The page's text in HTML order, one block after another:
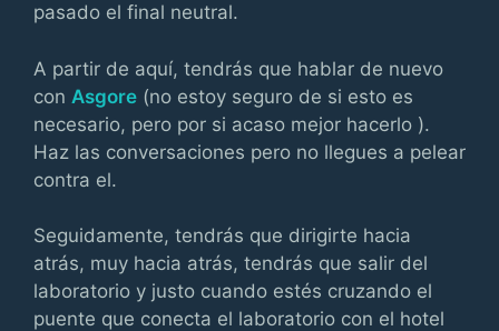
pasado el final neutral.
A partir de aquí, tendrás que hablar de nuevo
con Asgore (no estoy seguro de si esto es
necesario, pero por si acaso mejor hacerlo ).
Haz las conversaciones pero no llegues a pelear
contra el.
Seguidamente, tendrás que dirigirte hacia
atrás, muy hacia atrás, tendrás que salir del
laboratorio y justo cuando estés cruzando el
puente que conecta el laboratorio con el hotel